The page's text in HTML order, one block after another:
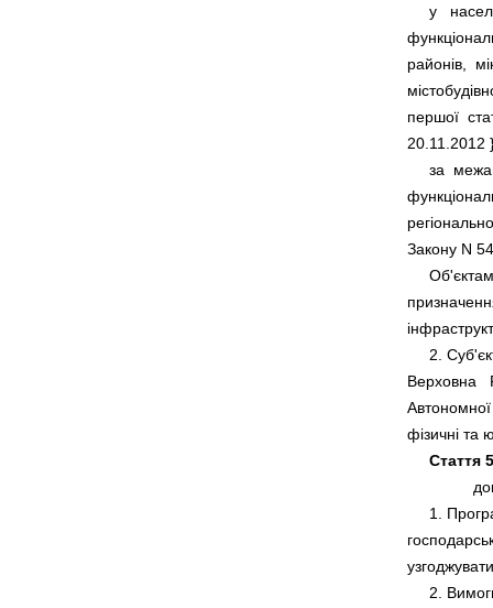
у
районів,
першої
за
Закону N
2.
Верховна
Стаття
1.
2.